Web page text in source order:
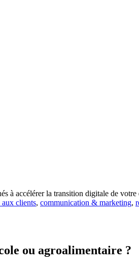
à accélérer la transition digitale de
aux clients, communication & marketing,
ou agroalimentaire ?